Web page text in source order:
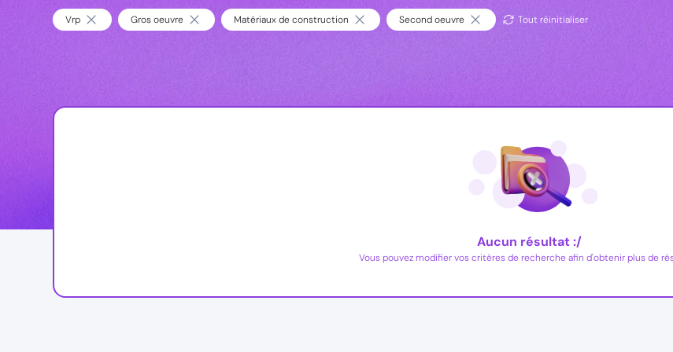
Vrp Gros oeuvre Matériaux de construction Second oeuvre Tout réinitialiser
Aucun résultat :/
Vous pouvez modifier vos critères de recherche afin d'obtenir plus de